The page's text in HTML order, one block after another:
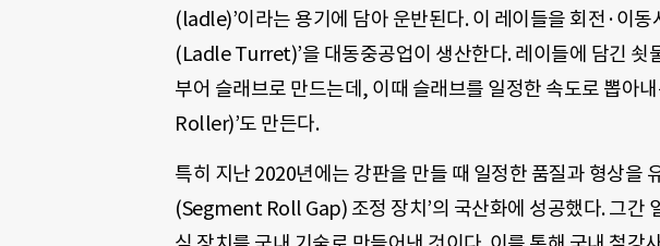
(ladle)’이라는 용기에 담아 운반된다. 이 레이들을 회전·이동
(Ladle Turret)’을 대동중공업이 생산한다. 레이들에 담긴
부어 슬래브로 만드는데, 이때 슬래브를 일정한 속도로 뽑아
Roller)’도 만든다.
특히 지난 2020년에는 강판을 만들 때 일정한 품질과 형상을
(Segment Roll Gap) 조정 장치’의 국산화에 성공했다. 그간